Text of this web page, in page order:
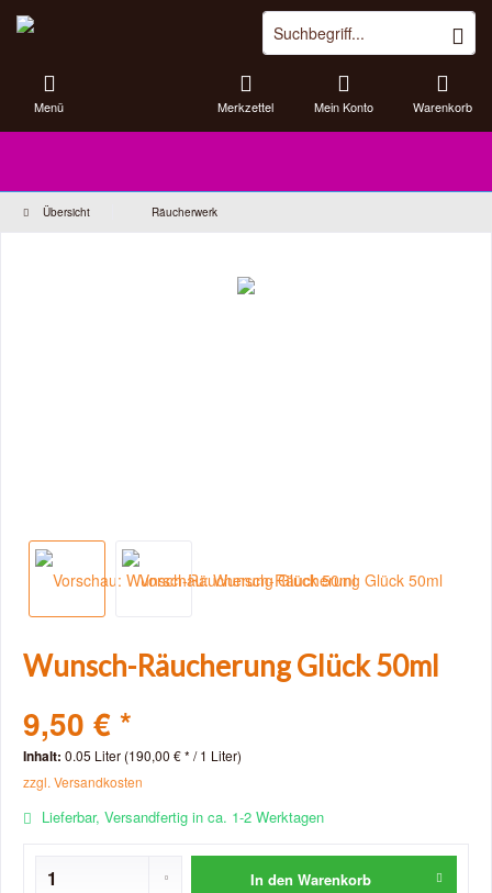
Menü Warenkorb
Merkzettel Mein Konto
Übersicht Räucherwerk
Wunsch-Räucherung Glück 50ml
9,50 € *
Inhalt: 0.05 Liter (190,00 € * / 1 Liter)
zzgl. Versandkosten
Lieferbar, Versandfertig in ca. 1-2 Werktagen
In den Warenkorb